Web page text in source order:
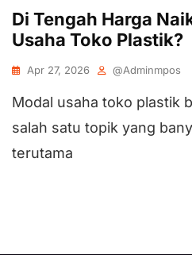
Di Tengah Harga
Usaha Toko Plastik?
Apr 27, 2026 @adminmpos
Modal usaha toko plastik
salah satu topik yang
terutama